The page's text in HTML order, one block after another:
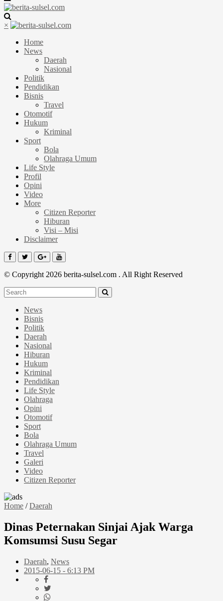
×
Home
News
Daerah
Nasional
Politik
Pendidikan
Bisnis
Travel
Otomotif
Hukum
Kriminal
Sport
Bola
Olahraga Umum
Life Style
Profil
Opini
Video
More
Citizen Reporter
Hiburan
Visi – Misi
Disclaimer
© Copyright 2026 berita-sulsel.com . All Right Reserved
News
Bisnis
Politik
Daerah
Nasional
Hiburan
Hukum
Kriminal
Pendidikan
Life Style
Olahraga
Opini
Otomotif
Sport
Bola
Olahraga Umum
Travel
Galeri
Video
Citizen Reporter
Home /Daerah
Dinas Peternakan Sinjai Ajak Warga
Komsumsi Susu Segar
Daerah, News
2015-06-15 - 6:13 PM